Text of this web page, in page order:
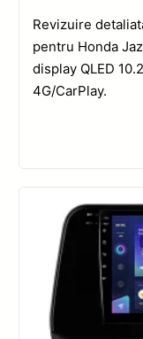
Revizuire
pentru Honda
display QLED
4G/CarPlay.